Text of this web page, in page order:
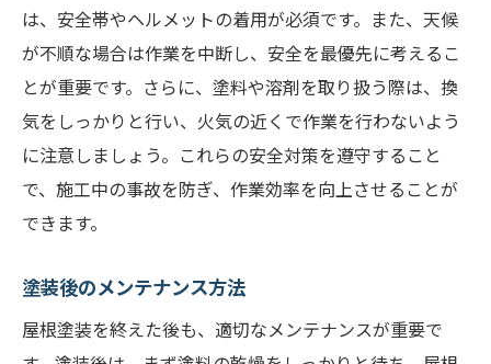
は、安全帯やヘルメットの着用が必須です。また、天候
が不順な場合は作業を中断し、安全を最優先に考えるこ
とが重要です。さらに、塗料や溶剤を取り扱う際は、換
気をしっかりと行い、火気の近くで作業を行わないよう
に注意しましょう。これらの安全対策を遵守すること
で、施工中の事故を防ぎ、作業効率を向上させることが
できます。
塗装後のメンテナンス方法
屋根塗装を終えた後も、適切なメンテナンスが重要で